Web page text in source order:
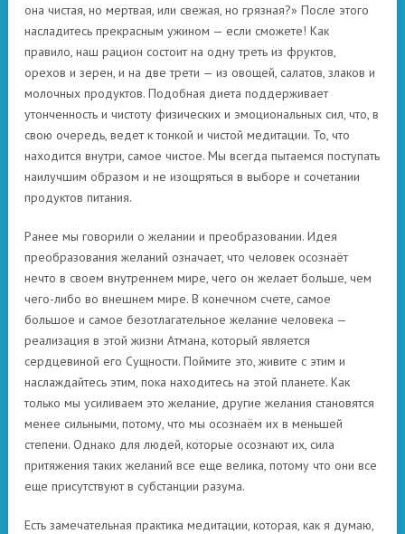
она чистая, но мертвая, или свежая, но грязная?» После этого
насладитесь прекрасным ужином — если сможете! Как
правило, наш рацион состоит на одну треть из фруктов,
орехов и зерен, и на две трети — из овощей, салатов, злаков и
молочных продуктов. Подобная диета поддерживает
утонченность и чистоту физических и эмоциональных сил, что, в
свою очередь, ведет к тонкой и чистой медитации. То, что
находится внутри, самое чистое. Мы всегда пытаемся поступать
наилучшим образом и не изощряться в выборе и сочетании
продуктов питания.
Ранее мы говорили о желании и преобразовании. Идея
преобразования желаний означает, что человек осознаёт
нечто в своем внутреннем мире, чего он желает больше, чем
чего-либо во внешнем мире. В конечном счете, самое
большое и самое безотлагательное желание человека —
реализация в этой жизни Атмана, который является
сердцевиной его Сущности. Поймите это, живите с этим и
наслаждайтесь этим, пока находитесь на этой планете. Как
только мы усиливаем это желание, другие желания становятся
менее сильными, потому, что мы осознаём их в меньшей
степени. Однако для людей, которые осознают их, сила
притяжения таких желаний все еще велика, потому что они все
еще присутствуют в субстанции разума.
Есть замечательная практика медитации, которая, как я думаю,